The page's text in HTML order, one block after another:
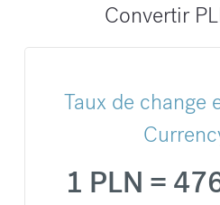
Convertir
Taux de change
1 PLN =